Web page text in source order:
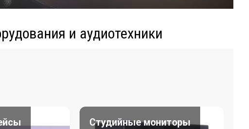
и аудиотехники
Студийные мониторы